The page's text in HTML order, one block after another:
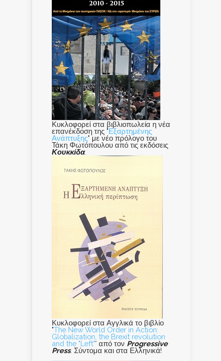
Κυκλοφορεί στα βιβλιοπωλεία η νέα
επανέκδοση της "Εξαρτημένης
Ανάπτυξης" με νέο πρόλογο του
Τάκη Φωτόπουλου από τις εκδόσεις
Κουκκίδα.
Κυκλοφορεί στα Αγγλικά το βιβλίο
"The New World Order in Action:
Globalization, the Brexit revolution
and the "Left"' από τον Progressive
Press. Σύντομα και στα Ελληνικά!